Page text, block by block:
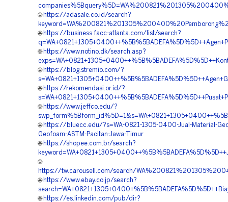
🌐 https://adasale.co.id/search?
🌐 https://business.facc-atlanta.com/list/search?
🌐 https://www.notino.dk/search.asp?
🌐 https://blog.stremio.com/?
🌐 https://rekomendasi.or.id/?
🌐 https://www.jeffco.edu/?
🌐 https://bluecc.edu/?s=WA-0821-1305-0400-Jual-Material-
Geofoam-ASTM-Pacitan-Jawa-Timur
🌐 https://shopee.com.br/search?
🌐
https://tw.carousell.com/search/
🌐 https://www.ebay.co.jp/search?
🌐 https://es.linkedin.com/pub/dir?